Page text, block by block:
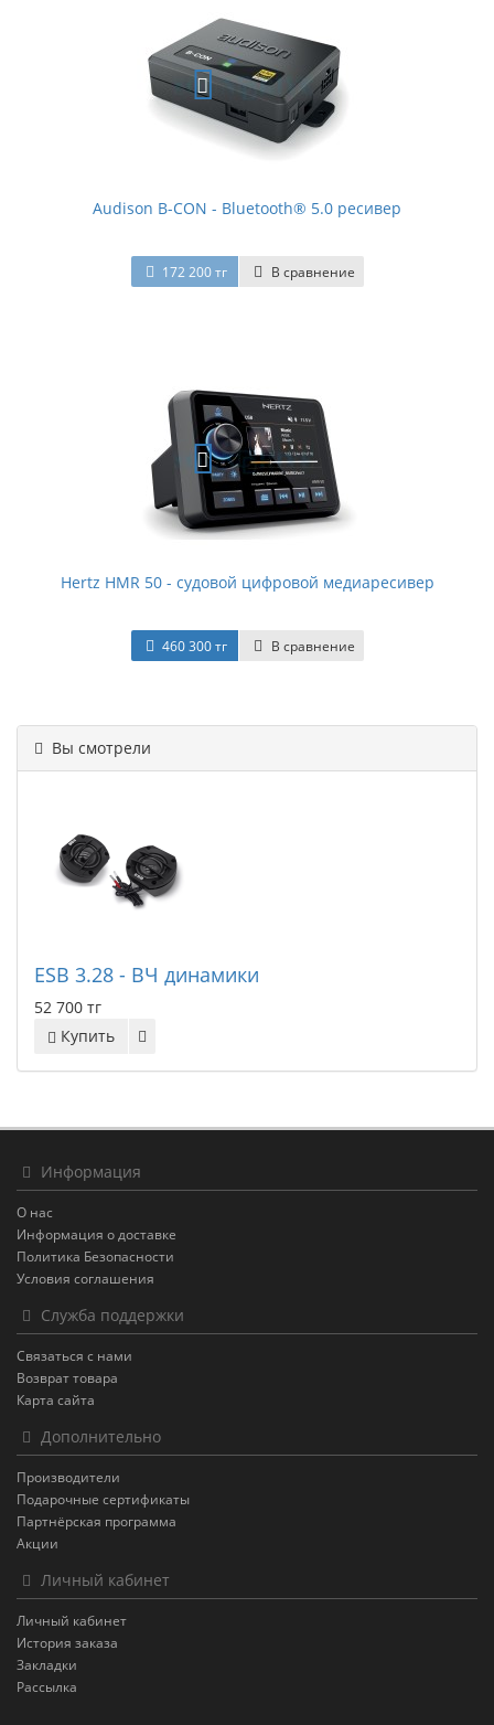
Audison B-CON - Bluetooth® 5.0 ресивер
172 200 тг В сравнение
Hertz HMR 50 - судовой цифровой медиаресивер
460 300 тг В сравнение
Вы смотрели
ESB 3.28 - ВЧ динамики
52 700 тг
Купить
Информация
О нас
Информация о доставке
Политика Безопасности
Условия соглашения
Служба поддержки
Связаться с нами
Возврат товара
Карта сайта
Дополнительно
Производители
Подарочные сертификаты
Партнёрская программа
Акции
Личный кабинет
Личный кабинет
История заказа
Закладки
Рассылка